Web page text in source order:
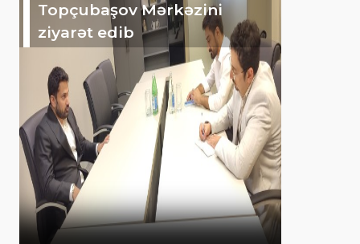
Topçubaşov Mərkəzini
ziyarət edib